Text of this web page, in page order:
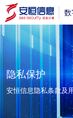
数
隐私保护
安恒信息隐私条款及